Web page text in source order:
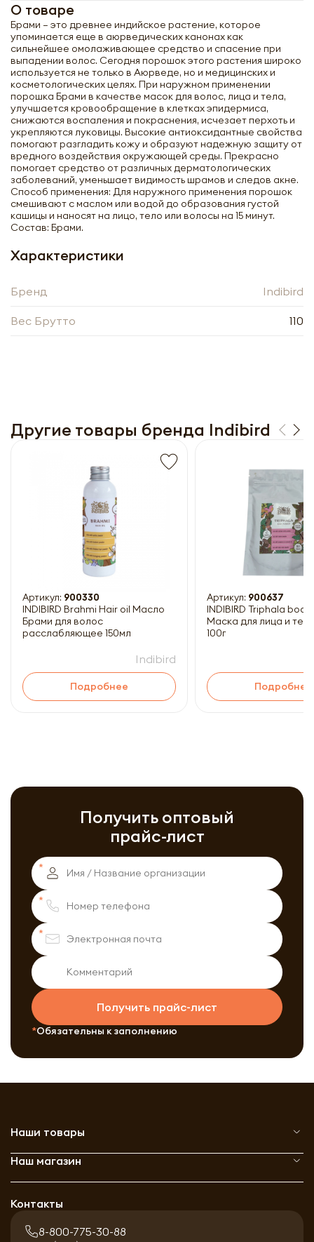
О товаре
Брами – это древнее индийское растение, которое
упоминается еще в аюрведических канонах как
сильнейшее омолаживающее средство и спасение при
выпадении волос. Сегодня порошок этого растения широко
используется не только в Аюрведе, но и медицинских и
косметологических целях. При наружном применении
порошка Брами в качестве масок для волос, лица и тела,
улучшается кровообращение в клетках эпидермиса,
снижаются воспаления и покраснения, исчезает перхоть и
укрепляются луковицы. Высокие антиоксидантные свойства
помогают разгладить кожу и образуют надежную защиту от
вредного воздействия окружающей среды. Прекрасно
помогает средство от различных дерматологических
заболеваний, уменьшает видимость шрамов и следов акне.
Способ применения: Для наружного применения порошок
смешивают с маслом или водой до образования густой
кашицы и наносят на лицо, тело или волосы на 15 минут.
Состав: Брами.
Характеристики
Бренд Indibird
Вес Брутто 110
Другие товары бренда Indibird
Артикул: 900330
INDIBIRD Brahmi Hair oil Масло
Брами для волос
расслабляющее 150мл
Indibird
Подробнее
Артикул: 900637
INDIBIRD Triphala
Маска для лица и
100г
Подробнее
Получить оптовый
прайс-лист
Получить прайс-лист
Обязательны к заполнению
Получить прайс-лист
Обязательны к заполнению
Наши товары
Наш магазин
Контакты
8-800-775-30-88